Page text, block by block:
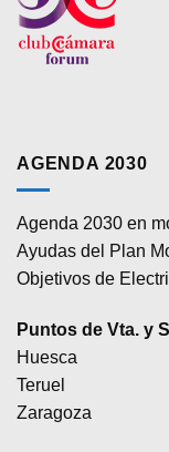
AGENDA 2030
Agenda 2030 en
Ayudas del Plan
Objetivos de
Puntos de Vta. y
Huesca
Teruel
Zaragoza